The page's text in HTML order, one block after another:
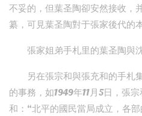
不妥的，但葉圣陶卻安然接收，
纂，可見葉圣陶對于張家後代的
張家姐弟手札里的葉圣陶與
另在張宗和與張充和的手札
的事務，如1949年11月5日，張
和：“北平的國民當局成立，各